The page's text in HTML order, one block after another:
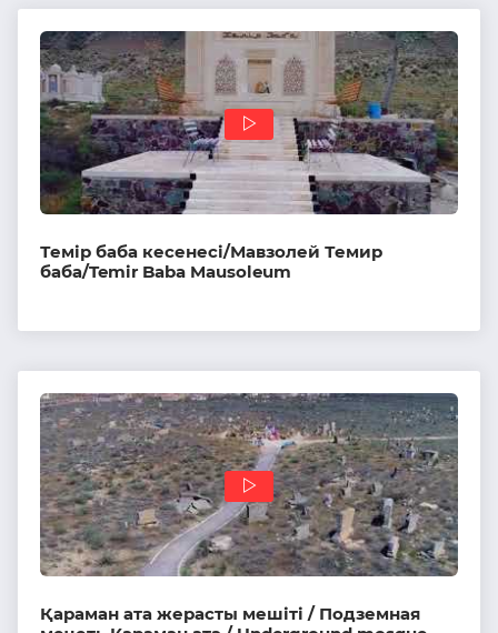
Темір баба кесенесі/Мавзолей Темир
баба/Temir Baba Mausoleum
Қараман ата жерасты мешіті / Подземная